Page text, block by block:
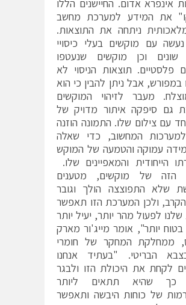
אינפרא אדום. החיישנים הללו
את המידע למערכת מחשב
ניתחה את התוצאות.
נעשה עם מוקשים בעלי כיסויי
וכן מוקשים שנעטפו
פלסטיים. תוצאות הניסוי לא
במפורש, אבל ניתן להבין כי הוא
מעבר לזיהוי המוקשים
גם סיפקה איתור מדויק של
עם צילום שלו. התמונה הוזנה
המחשוב, כדי שאלה
עמוקה והטמעה של המוקש
הייחודית והמאפיינים שלו.
הזה של מוקשים, מטענים
שלא התפוצצה הולך וגובר
ולכן המערכת הזו תאפשר
שלנו לפעול מהר יותר, יעיל יותר
בטוח יותר", אומר מייג'ור מארק
ממחלקת המחקר של חומרי
הבריטי. "בעתיד אנחנו
לקחת את היכולת הזו ולבגר
כך שהיא תתאים ליותר
של כוחות היבשה ותאפשר